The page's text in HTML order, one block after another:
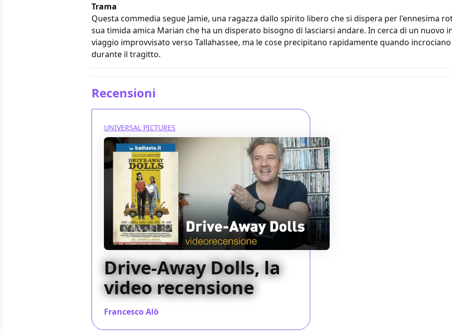
Trama
Questa commedia segue Jamie, una ragazza dallo spirito libero che si dispera per l'ennesima
sua timida amica Marian che ha un disperato bisogno di lasciarsi andare. In cerca di un nuovo
viaggio improvvisato verso Tallahassee, ma le cose precipitano rapidamente quando
durante il tragitto.
Recensioni
UNIVERSAL PICTURES
Drive-Away Dolls, la
video recensione
Francesco Alò